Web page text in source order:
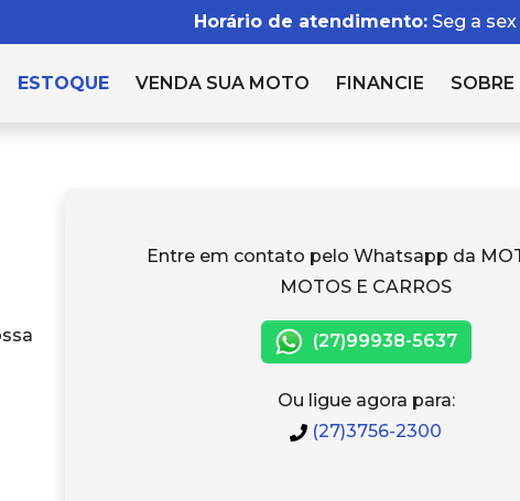
Horário de atendimento: Seg a
ESTOQUE VENDA SUA MOTO FINANCIE SOBRE
Entre em contato pelo Whatsapp da
MOTOS E CARROS
(27)99938-5637
Ou ligue agora para:
(27)3756-2300